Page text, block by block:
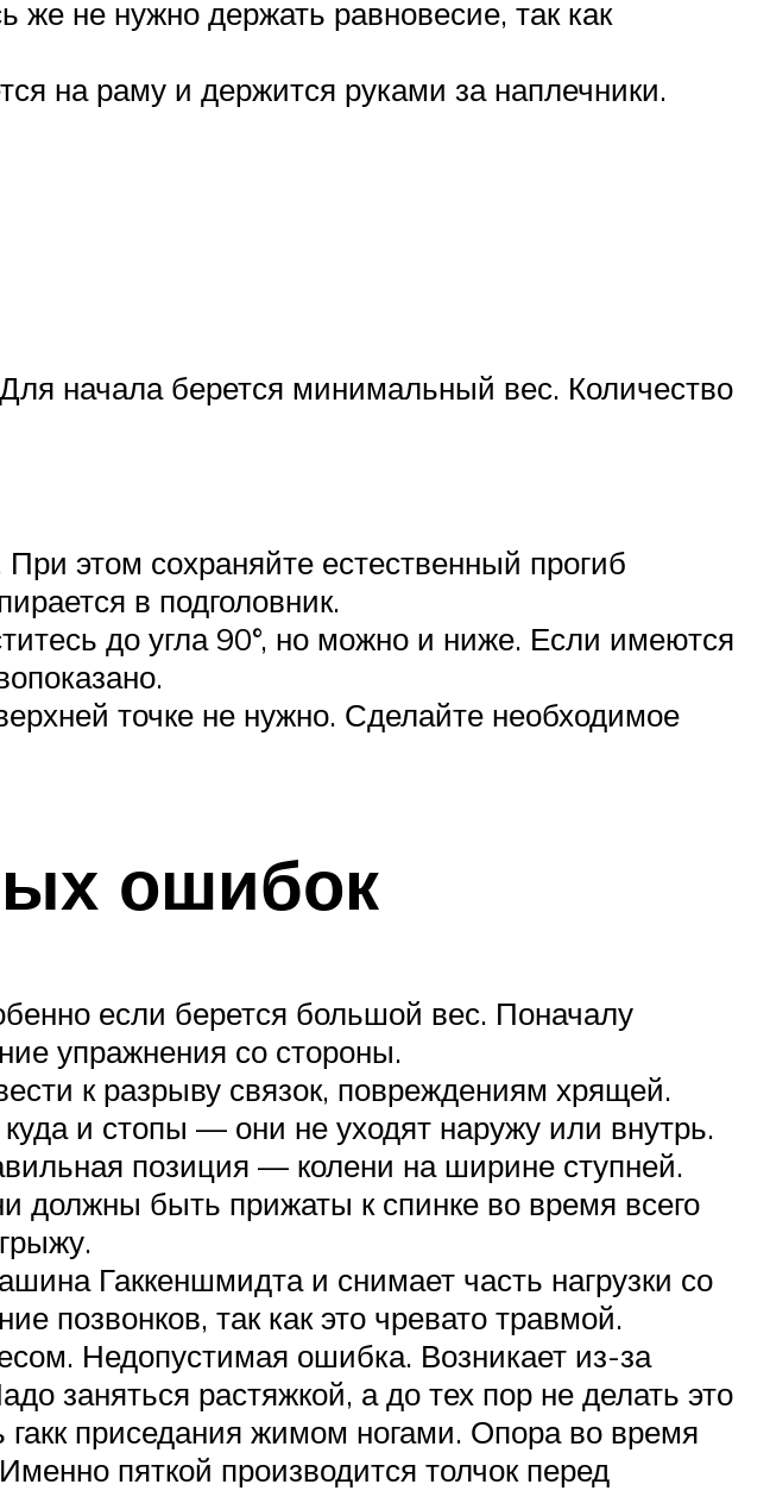
не нужно держать равновесие, так как
на раму и держится руками за наплечники.
начала берется минимальный вес. Количество
этом сохраняйте естественный прогиб
в подголовник.
до угла 90°, но можно и ниже. Если имеются
точке не нужно. Сделайте необходимое
ошибок
если берется большой вес. Поначалу
упражнения со стороны.
к разрыву связок, повреждениям хрящей.
и стопы — они не уходят наружу или внутрь.
позиция — колени на ширине ступней.
должны быть прижаты к спинке во время всего
Гаккеншмидта и снимает часть нагрузки со
позвонков, так как это чревато травмой.
Недопустимая ошибка. Возникает из-за
заняться растяжкой, а до тех пор не делать это
приседания жимом ногами. Опора во время
пяткой производится толчок перед